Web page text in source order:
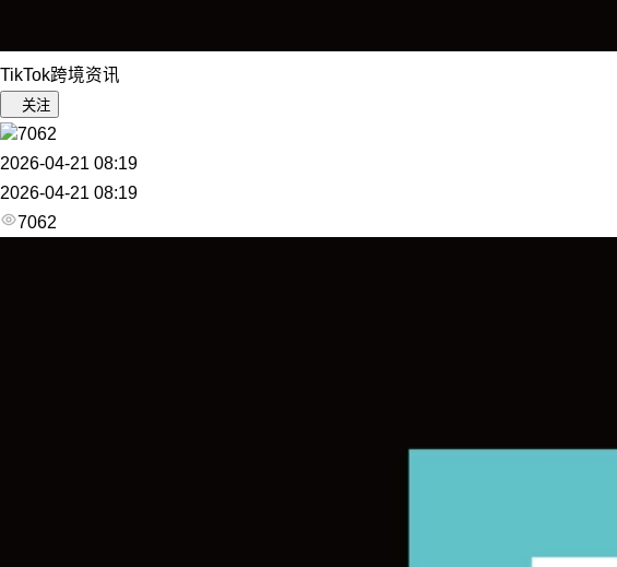
TikTok跨境资讯
关注
7062
2026-04-21 08:19
2026-04-21 08:19
7062